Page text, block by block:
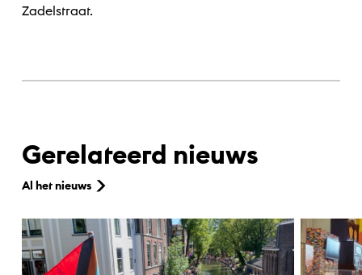
Zadelstraat.
Gerelateerd nieuws
Al het nieuws